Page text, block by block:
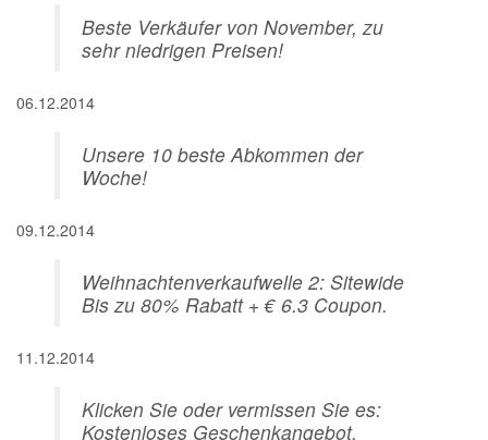
Beste Verkäufer von November, zu
sehr niedrigen Preisen!
06.12.2014
Unsere 10 beste Abkommen der
Woche!
09.12.2014
Weihnachtenverkaufwelle 2: Sitewide
Bis zu 80% Rabatt + € 6.3 Coupon.
11.12.2014
Klicken Sie oder vermissen Sie es:
Kostenloses Geschenkangebot.